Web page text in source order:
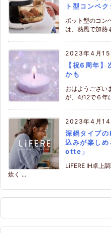
ト型コンベ
ポット型のコン
は、熱風で加熱
2023年4月15
【祝6周年
かも
おはようござい
が、4/12で６年
2023年4月14
深鍋タイプ
込みが楽し
otte」
LiFERE IH卓上
炊く ...